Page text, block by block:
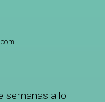
semanas a lo